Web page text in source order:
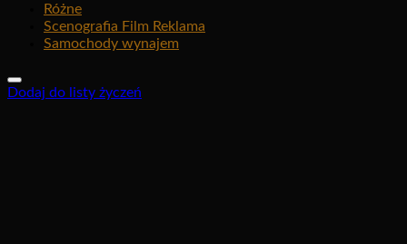
Różne
Scenografia Film Reklama
Samochody wynajem
Dodaj do listy życzeń